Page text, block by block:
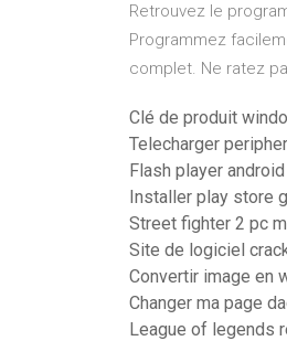
Retrouvez le
Programmez
complet. Ne ratez
Clé de produit
Telecharger
Flash player
Installer play store
Street fighter 2 pc
Site de logiciel
Convertir image en
Changer ma page
League of legends